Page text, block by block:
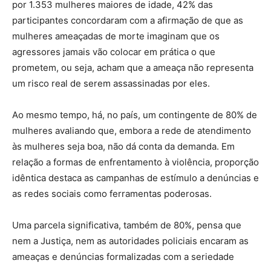
por 1.353 mulheres maiores de idade, 42% das
participantes concordaram com a afirmação de que as
mulheres ameaçadas de morte imaginam que os
agressores jamais vão colocar em prática o que
prometem, ou seja, acham que a ameaça não representa
um risco real de serem assassinadas por eles.
Ao mesmo tempo, há, no país, um contingente de 80% de
mulheres avaliando que, embora a rede de atendimento
às mulheres seja boa, não dá conta da demanda. Em
relação a formas de enfrentamento à violência, proporção
idêntica destaca as campanhas de estímulo a denúncias e
as redes sociais como ferramentas poderosas.
Uma parcela significativa, também de 80%, pensa que
nem a Justiça, nem as autoridades policiais encaram as
ameaças e denúncias formalizadas com a seriedade